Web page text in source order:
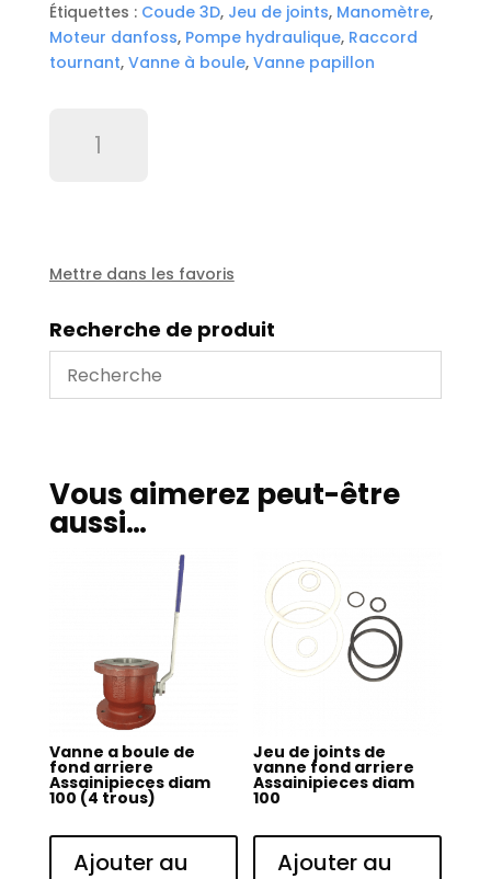
Étiquettes : Coude 3D, Jeu de joints, Manomètre,
Moteur danfoss, Pompe hydraulique, Raccord
tournant, Vanne à boule, Vanne papillon
fond
Assainipieces
diam
65
Mettre dans les favoris
Recherche de produit
Vous aimerez peut-être
aussi…
Vanne a boule de
fond arriere
Assainipieces diam
100 (4 trous)
Ajouter au
Jeu de joints de
vanne fond arriere
Assainipieces diam
100
Ajouter au